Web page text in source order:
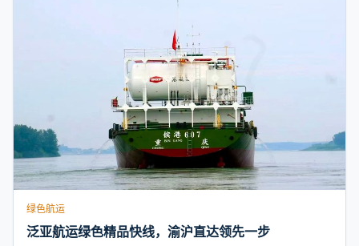
绿色航运
泛亚航运绿色精品快线，渝沪直达领先一步